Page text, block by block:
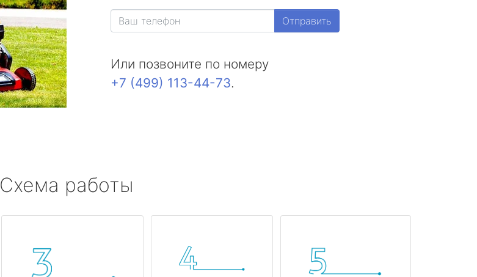
Отправить
Или позвоните по номеру
+7 (499) 113-44-73.
Схема работы